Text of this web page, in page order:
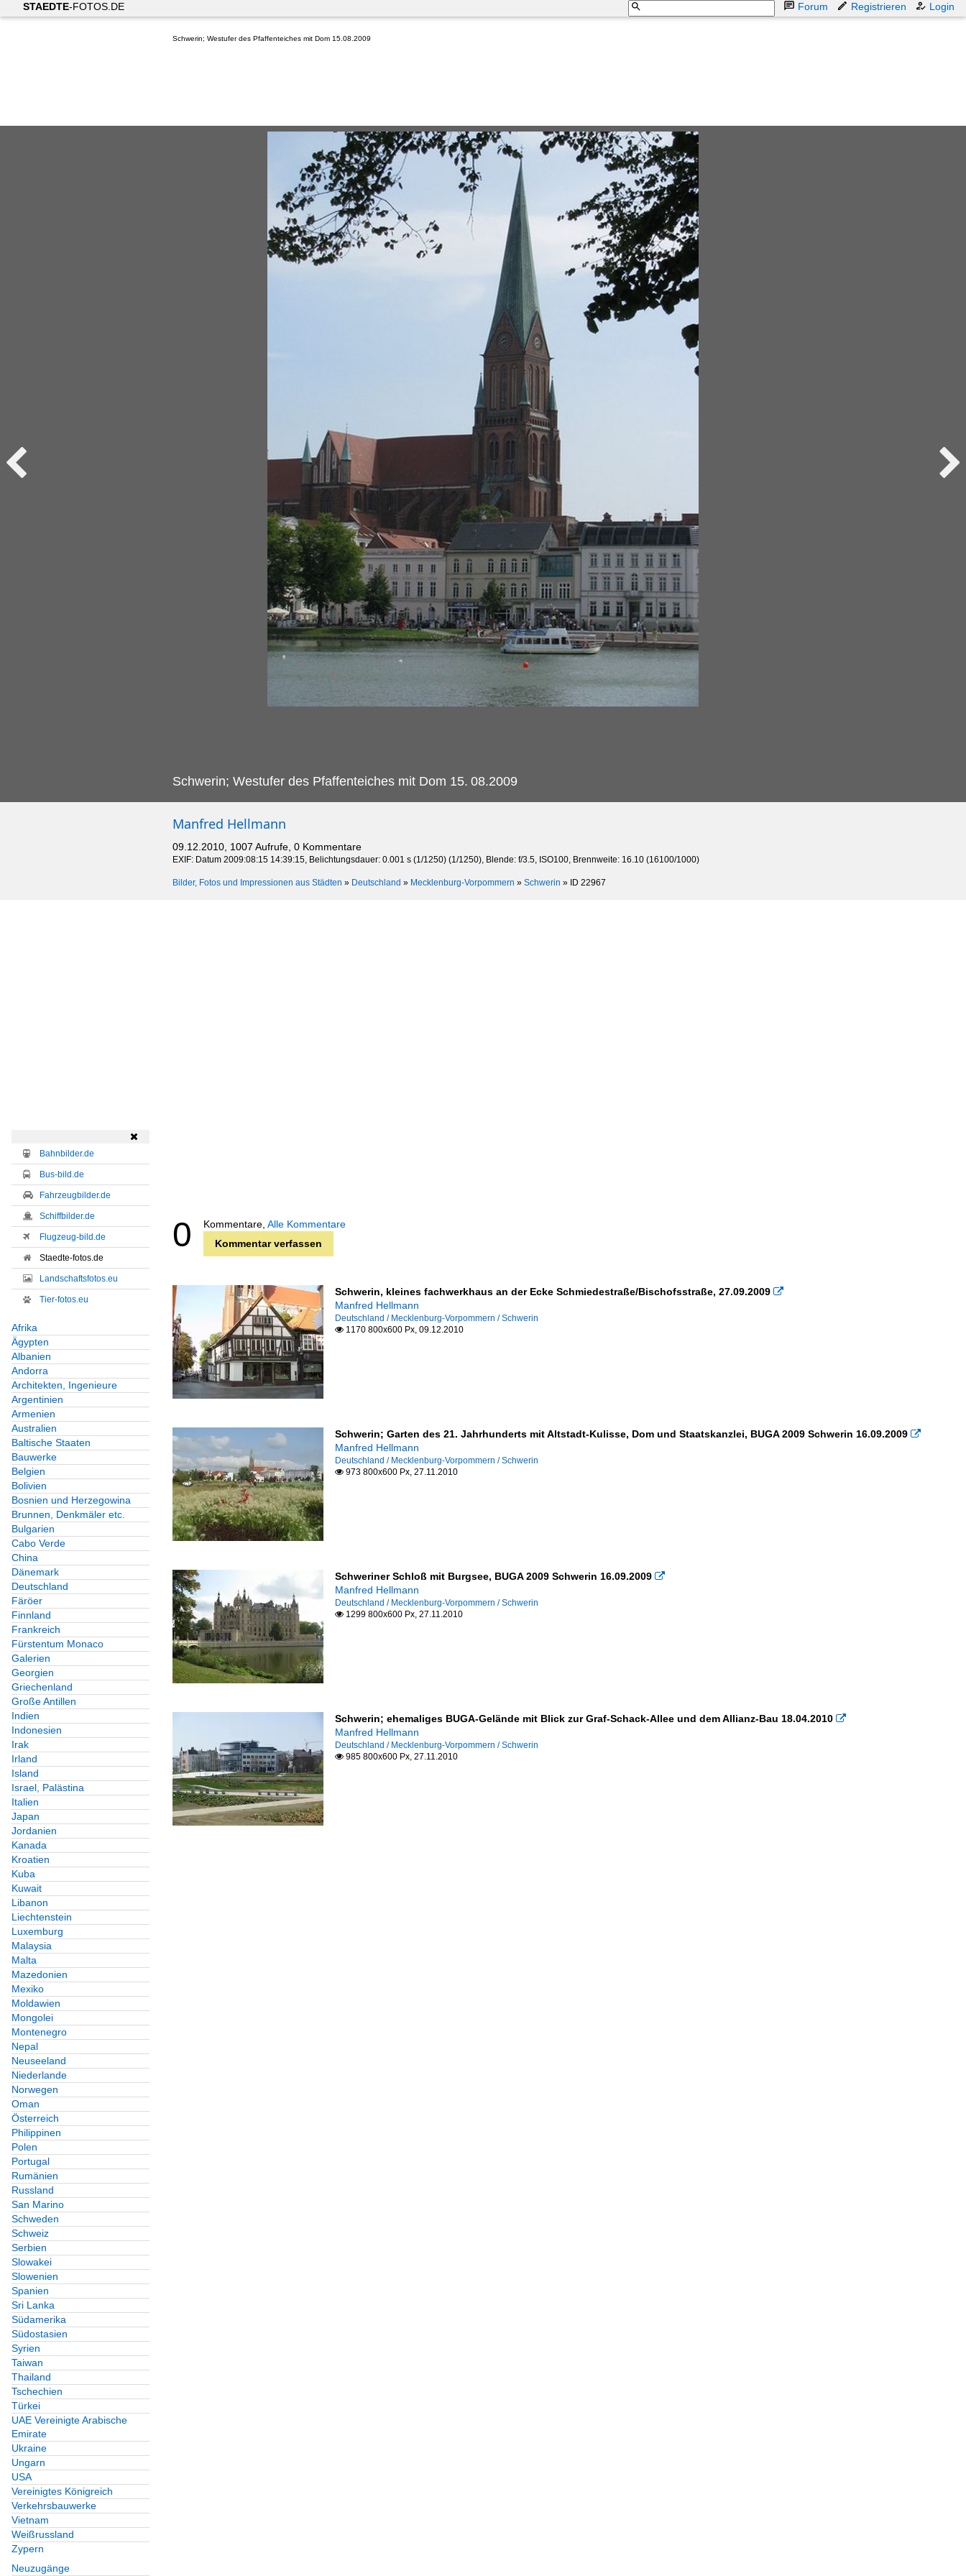
STAEDTE-FOTOS.DE Forum Registrieren Login
Schwerin; Westufer des Pfaffenteiches mit Dom 15.08.2009
Schwerin; Westufer des Pfaffenteiches mit Dom 15. 08.2009
Manfred Hellmann
09.12.2010, 1007 Aufrufe, 0 Kommentare
EXIF: Datum 2009:08:15 14:39:15, Belichtungsdauer: 0.001 s (1/1250) (1/1250), Blende: f/3.5, ISO100, Brennweite: 16.10 (16100/1000)
Bilder, Fotos und Impressionen aus Städten » Deutschland » Mecklenburg-Vorpommern » Schwerin » ID 22967

Bahnbilder.de
Bus-bild.de
Fahrzeugbilder.de
Schiffbilder.de
Flugzeug-bild.de
Staedte-fotos.de
Landschaftsfotos.eu
Tier-fotos.eu
Afrika
Ägypten
Albanien
Andorra
Architekten, Ingenieure
Argentinien
Armenien
Australien
Baltische Staaten
Bauwerke
Belgien
Bolivien
Bosnien und Herzegowina
Brunnen, Denkmäler etc.
Bulgarien
Cabo Verde
China
Dänemark
Deutschland
Färöer
Finnland
Frankreich
Fürstentum Monaco
Galerien
Georgien
Griechenland
Große Antillen
Indien
Indonesien
Irak
Irland
Island
Israel, Palästina
Italien
Japan
Jordanien
Kanada
Kroatien
Kuba
Kuwait
Libanon
Liechtenstein
Luxemburg
Malaysia
Malta
Mazedonien
Mexiko
Moldawien
Mongolei
Montenegro
Nepal
Neuseeland
Niederlande
Norwegen
Oman
Österreich
Philippinen
Polen
Portugal
Rumänien
Russland
San Marino
Schweden
Schweiz
Serbien
Slowakei
Slowenien
Spanien
Sri Lanka
Südamerika
Südostasien
Syrien
Taiwan
Thailand
Tschechien
Türkei
UAE Vereinigte Arabische
Emirate
Ukraine
Ungarn
USA
Vereinigtes Königreich
Verkehrsbauwerke
Vietnam
Weißrussland
Zypern
Neuzugänge
0 Kommentare, Alle Kommentare
Kommentar verfassen
Schwerin, kleines fachwerkhaus an der Ecke Schmiedestraße/Bischofsstraße, 27.09.2009 
Manfred Hellmann
Deutschland / Mecklenburg-Vorpommern / Schwerin
1170 800x600 Px, 09.12.2010
Schwerin; Garten des 21. Jahrhunderts mit Altstadt-Kulisse, Dom und Staatskanzlei, BUGA 2009 Schwerin 16.09.2009 
Manfred Hellmann
Deutschland / Mecklenburg-Vorpommern / Schwerin
973 800x600 Px, 27.11.2010
Schweriner Schloß mit Burgsee, BUGA 2009 Schwerin 16.09.2009 
Manfred Hellmann
Deutschland / Mecklenburg-Vorpommern / Schwerin
1299 800x600 Px, 27.11.2010
Schwerin; ehemaliges BUGA-Gelände mit Blick zur Graf-Schack-Allee und dem Allianz-Bau 18.04.2010 
Manfred Hellmann
Deutschland / Mecklenburg-Vorpommern / Schwerin
985 800x600 Px, 27.11.2010